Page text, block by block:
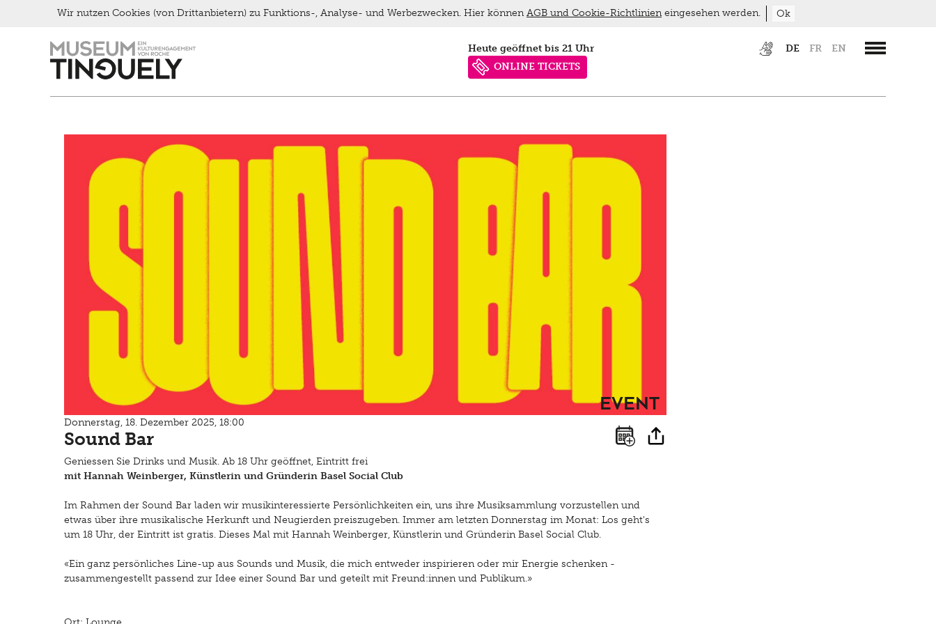
Hauptnavigation
DE FR EN
heute geöffnet bis 21 Uhr
ONLINE TICKETS
Event
Donnerstag, 18. Dezember 2025, 18:00
Sound Bar
Geniessen Sie Drinks und Musik. Ab 18 Uhr geöffnet, Eintritt frei
mit Hannah Weinberger, Künstlerin und Gründerin Basel Social Club
Im Rahmen der Sound Bar laden wir musikinteressierte Persönlichkeiten ein, uns ihre Musiksammlung vorzustellen und
etwas über ihre musikalische Herkunft und Neugierden preiszugeben. Immer am letzten Donnerstag im Monat: Los geht's
um 18 Uhr, der Eintritt ist gratis. Dieses Mal mit Hannah Weinberger, Künstlerin und Gründerin Basel Social Club.
«Ein ganz persönliches Line-up aus Sounds und Musik, die mich entweder inspirieren oder mir Energie schenken -
zusammengestellt passend zur Idee einer Sound Bar und geteilt mit Freund:innen und Publikum.»
Wir nutzen Cookies (von Drittanbietern) zu Funktions-, Analyse- und Werbezwecken. Hier könnenAGB und Cookie-Richtlinieneingesehen werden. Ok